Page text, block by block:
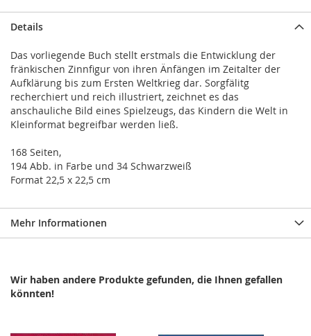
Details
Das vorliegende Buch stellt erstmals die Entwicklung der
fränkischen Zinnfigur von ihren Änfängen im Zeitalter der
Aufklärung bis zum Ersten Weltkrieg dar. Sorgfälitg
recherchiert und reich illustriert, zeichnet es das
anschauliche Bild eines Spielzeugs, das Kindern die Welt in
Kleinformat begreifbar werden ließ.
168 Seiten,
194 Abb. in Farbe und 34 Schwarzweiß
Format 22,5 x 22,5 cm
Mehr Informationen
Wir haben andere Produkte gefunden, die Ihnen gefallen
könnten!